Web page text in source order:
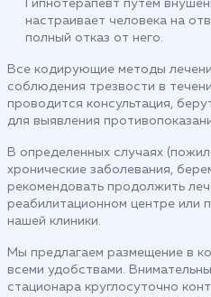
Гипнотерапевт путем
настраивает человека на
полный отказ от него.
Все кодирующие методы
соблюдения трезвости в
проводится консультация,
для выявления
В определенных случаях
хронические заболевания,
рекомендовать продолжить
реабилитационном центре или
нашей клиники.
Мы предлагаем размещение в
всеми удобствами.
стационара круглосуточно